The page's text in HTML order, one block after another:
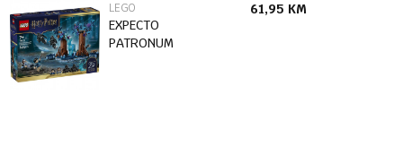
LEGO
EXPECTO
PATRONUM
61,95 KM